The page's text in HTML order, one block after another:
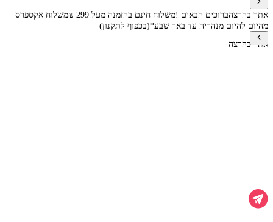
אתר בהרצהברוכים הבאים !משלוח חינם בהזמנה מעל 299 ₪
משלוח אקספרס
מהיום להיום מנהריה עד באר שבע*(בכפוף לתקנון)
אתר בהרצה